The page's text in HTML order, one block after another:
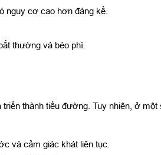
nguy cơ cao hơn đáng kể.
thường và béo phì.
thành tiểu đường. Tuy nhiên, ở
và cảm giác khát liên tục.